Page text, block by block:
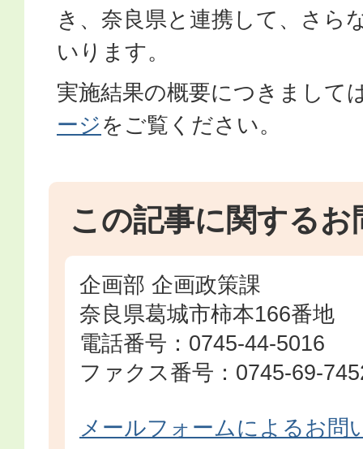
き、奈良県と連携して、さら
いります。
実施結果の概要につきまして
ージをご覧ください。
この記事に関するお
企画部 企画政策課
奈良県葛城市柿本166番地
電話番号：0745-44-5016
ファクス番号：0745-69-
メールフォームによるお問